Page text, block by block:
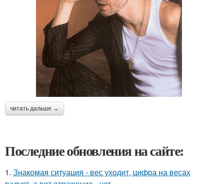
читать дальше →
Последние обновления на сайте:
1. Знакомая ситуация - вес уходит, цифра на весах